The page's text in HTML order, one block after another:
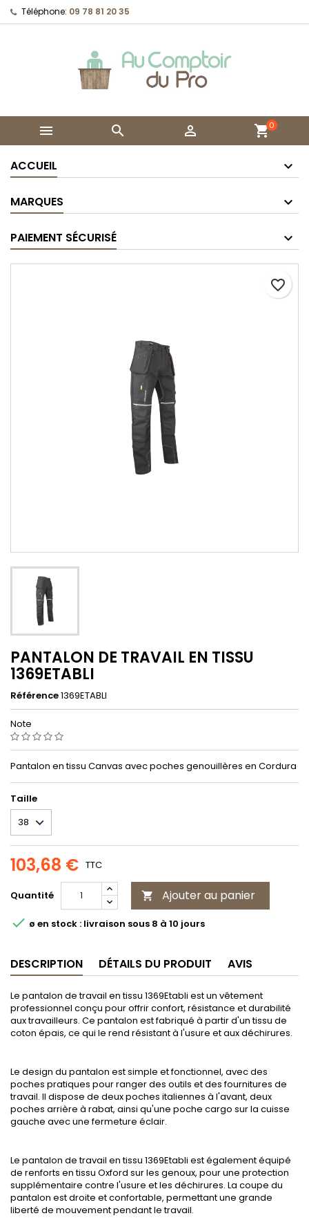
Téléphone: 09 78 81 20 35
   shopping_cart0
ACCUEIL
MARQUES
PAIEMENT SÉCURISÉ
favorite_border
PANTALON DE TRAVAIL EN TISSU
1369ETABLI
Référence1369ETABLI
Note
Pantalon en tissu Canvas avec poches genouillères en Cordura
Taille
103,68 € TTC
Quantité  Ajouter au panier
 ø en stock : livraison sous 8 à 10 jours
DESCRIPTION DÉTAILS DU PRODUIT AVIS
Le pantalon de travail en tissu 1369Etabli est un vêtement
professionnel conçu pour offrir confort, résistance et durabilité
aux travailleurs. Ce pantalon est fabriqué à partir d'un tissu de
coton épais, ce qui le rend résistant à l'usure et aux déchirures.
Le design du pantalon est simple et fonctionnel, avec des
poches pratiques pour ranger des outils et des fournitures de
travail. Il dispose de deux poches italiennes à l'avant, deux
poches arrière à rabat, ainsi qu'une poche cargo sur la cuisse
gauche avec une fermeture éclair.
Le pantalon de travail en tissu 1369Etabli est également équipé
de renforts en tissu Oxford sur les genoux, pour une protection
supplémentaire contre l'usure et les déchirures. La coupe du
pantalon est droite et confortable, permettant une grande
liberté de mouvement pendant le travail.